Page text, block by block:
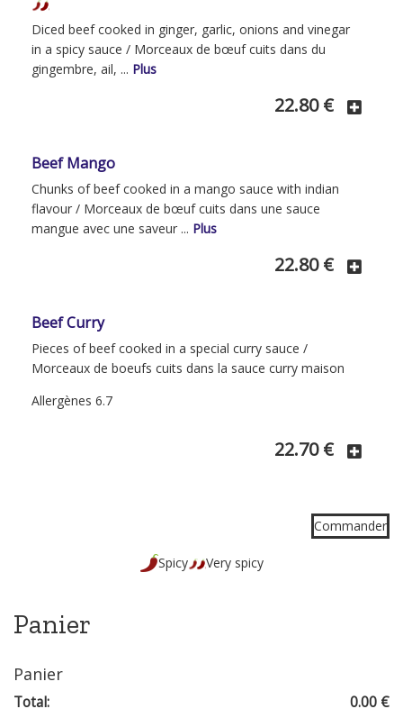
Diced beef cooked in ginger, garlic, onions and vinegar
in a spicy sauce / Morceaux de bœuf cuits dans du
gingembre, ail, ... Plus
22.80 €
Beef Mango
Chunks of beef cooked in a mango sauce with indian
flavour / Morceaux de bœuf cuits dans une sauce
mangue avec une saveur ... Plus
22.80 €
Beef Curry
Pieces of beef cooked in a special curry sauce /
Morceaux de boeufs cuits dans la sauce curry maison
Allergènes 6.7
22.70 €
Commander
Spicy Very spicy
Panier
Panier
Total: 0.00 €